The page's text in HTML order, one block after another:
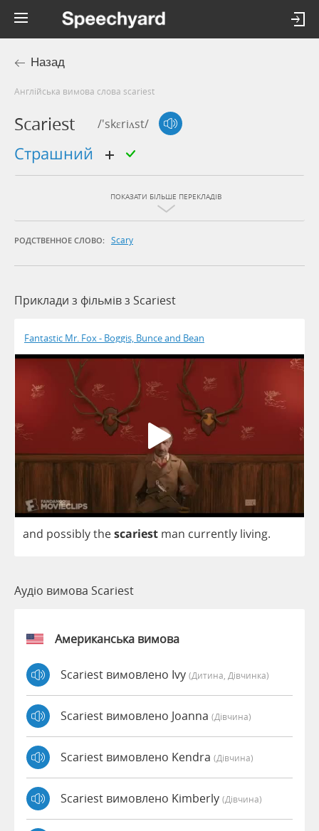
Назад
Англійська вимова слова scariest
Scariest /'skɛriʌst/
страшний
ПОКАЗАТИ БІЛЬШЕ ПЕРЕКЛАДІВ
РОДСТВЕННОЕ СЛОВО: Scary
Приклади з фільмів з Scariest
Fantastic Mr. Fox - Boggis, Bunce and Bean
and possiblythescariest man currently living.
Аудіо вимова Scariest
Американська вимова
Scariest вимовлено Ivy (дитина, Дівчинка)
Scariest вимовлено Joanna (дівчина)
Scariest вимовлено Kendra (дівчина)
Scariest вимовлено Kimberly (дівчина)